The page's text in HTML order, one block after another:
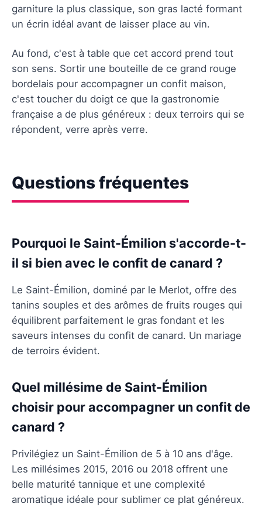
garniture la plus classique, son gras lacté formant
un écrin idéal avant de laisser place au vin.
Au fond, c'est à table que cet accord prend tout
son sens. Sortir une bouteille de ce grand rouge
bordelais pour accompagner un confit maison,
c'est toucher du doigt ce que la gastronomie
française a de plus généreux : deux terroirs qui se
répondent, verre après verre.
Questions fréquentes
Pourquoi le Saint-Émilion s'accorde-t-
il si bien avec le confit de canard ?
Le Saint-Émilion, dominé par le Merlot, offre des
tanins souples et des arômes de fruits rouges qui
équilibrent parfaitement le gras fondant et les
saveurs intenses du confit de canard. Un mariage
de terroirs évident.
Quel millésime de Saint-Émilion
choisir pour accompagner un confit de
canard ?
Privilégiez un Saint-Émilion de 5 à 10 ans d'âge.
Les millésimes 2015, 2016 ou 2018 offrent une
belle maturité tannique et une complexité
aromatique idéale pour sublimer ce plat généreux.